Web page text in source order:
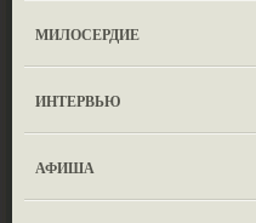
МИЛОСЕРДИЕ
ИНТЕРВЬЮ
АФИША